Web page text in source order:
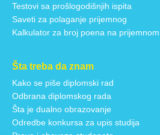
Testovi sa prošlogodišnjih ispita
Saveti za polaganje prijemnog
Kalkulator za broj poena na prijemnom
Šta treba da znam
Kako se piše diplomski rad
Odbrana diplomskog rada
Šta je dualno obrazovanje
Odredbe konkursa za upis studija